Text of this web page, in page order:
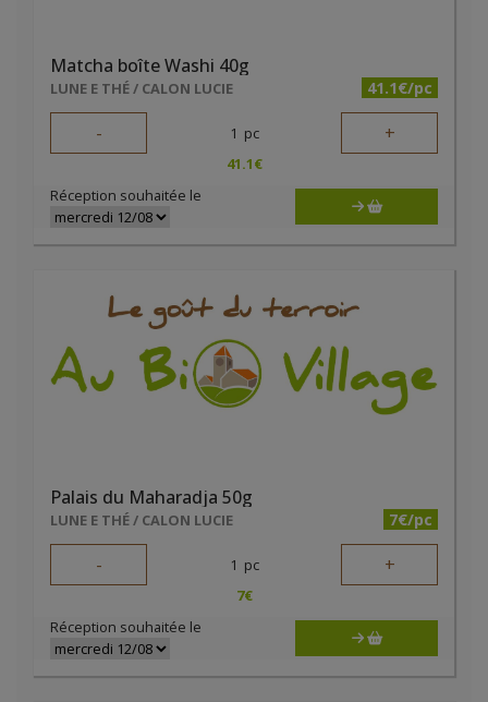
Matcha boîte Washi 40g
LUNE E THÉ / CALON LUCIE 41.1€/pc
- 1 pc +
41.1€
Réception souhaitée le
Palais du Maharadja 50g
LUNE E THÉ / CALON LUCIE 7€/pc
- 1 pc +
7€
Réception souhaitée le